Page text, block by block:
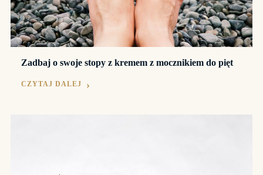
Zadbaj o swoje stopy z kremem z mocznikiem do pięt
CZYTAJ DALEJ